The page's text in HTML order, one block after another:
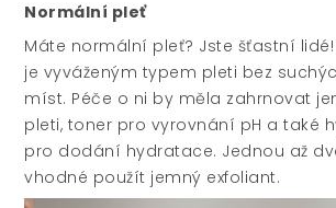
Normální pleť
Máte normální pleť? Jste šťastní
je vyváženým typem pleti bez
míst. Péče o ni by měla zahrnovat
pleti, toner pro vyrovnání pH a také
pro dodání hydratace. Jednou až
vhodné použít jemný exfoliant.